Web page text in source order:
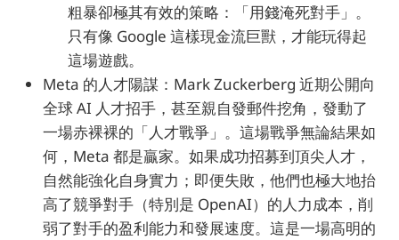
粗暴卻極其有效的策略：「用錢淹死對手」。
只有像 Google 這樣現金流巨獸，才能玩得起
這場遊戲。
Meta 的人才陽謀：Mark Zuckerberg 近期公開向
全球 AI 人才招手，甚至親自發郵件挖角，發動了
一場赤裸裸的「人才戰爭」。這場戰爭無論結果如
何，Meta 都是贏家。如果成功招募到頂尖人才，
自然能強化自身實力；即便失敗，他們也極大地抬
高了競爭對手（特別是 OpenAI）的人力成本，削
弱了對手的盈利能力和發展速度。這是一場高明的